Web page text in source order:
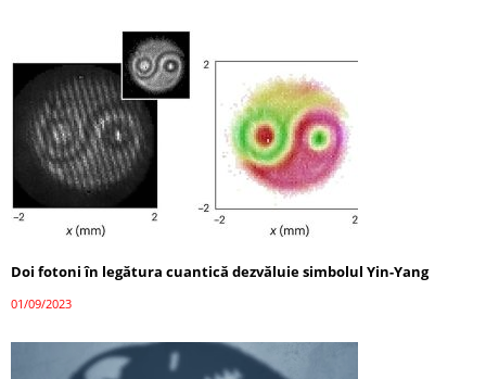
Doi fotoni în legătura cuantică dezvăluie simbolul Yin-Yang
01/09/2023